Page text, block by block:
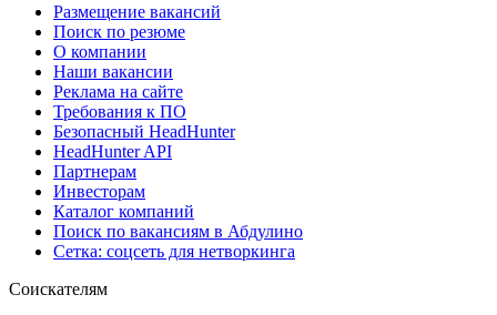
Размещение вакансий
Поиск по резюме
О компании
Наши вакансии
Реклама на сайте
Требования к ПО
Безопасный HeadHunter
HeadHunter API
Партнерам
Инвесторам
Каталог компаний
Поиск по вакансиям в Абдулино
Сетка: соцсеть для нетворкинга
Соискателям